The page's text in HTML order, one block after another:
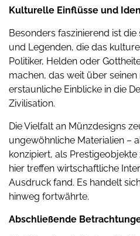
Kulturelle Einflüsse und
Besonders faszinierend ist
und Legenden, die das
Politiker, Helden oder
machen, das weit über
erstaunliche Einblicke in die
Zivilisation.
Die Vielfalt an Münzdesigns
ungewöhnliche Materialien –
konzipiert, als
hier treffen wirtschaftliche
Ausdruck fand. Es handelt
hinweg fortwährte.
Abschließende